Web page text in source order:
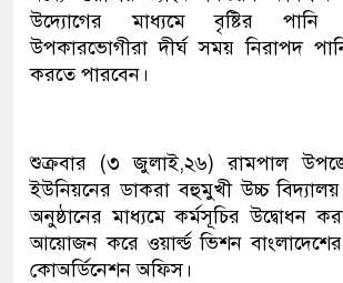
উদ্যোগের মাধ্যমে বৃষ্টির
উপকারভোগীরা দীর্ঘ সময় নিরাপদ
করতে পারবেন।
শুক্রবার (৩ জুলাই,২৬) রামপাল
ইউনিয়নের ডাকরা বহুমুখী উচ্চ
অনুষ্ঠানের মাধ্যমে কর্মসূচির উদ্বোধন
আয়োজন করে ওয়ার্ল্ড ভিশন
কোঅর্ডিনেশন অফিস।